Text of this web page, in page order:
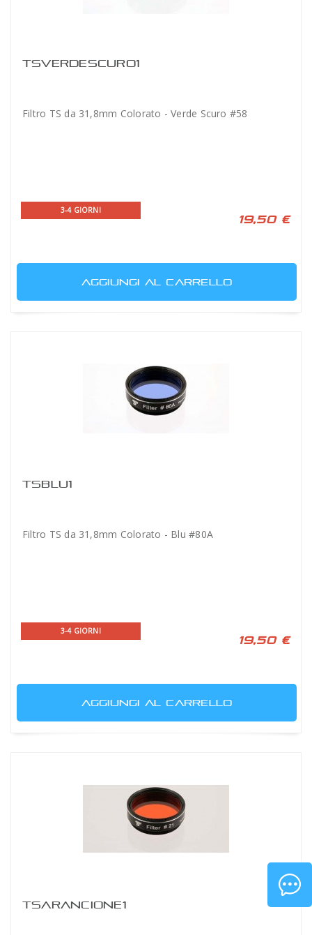
TSVERDESCURO1
Filtro TS da 31,8mm Colorato - Verde Scuro #58
3-4 GIORNI
19,50 €
AGGIUNGI AL CARRELLO
TSBLU1
Filtro TS da 31,8mm Colorato - Blu #80A
3-4 GIORNI
19,50 €
AGGIUNGI AL CARRELLO
TSARANCIONE1